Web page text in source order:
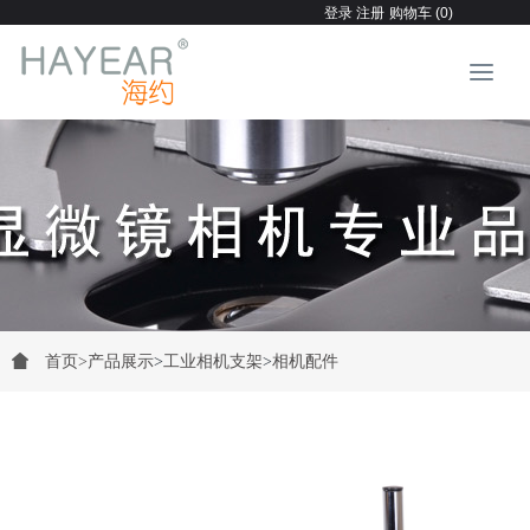
登录 注册 购物车 (0)
首页>产品展示>工业相机支架>相机配件